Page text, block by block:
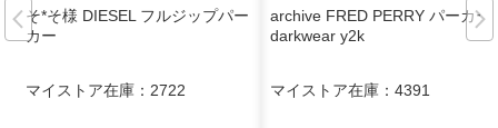
そ*そ様 DIESEL フルジップパー
カー
マイストア在庫： 2722
archive FRED PERRY パーカー
darkwear y2k
マイストア在庫： 4391